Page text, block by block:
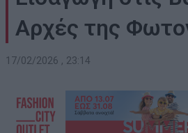
Αρχές της
17/02/2026 , 23:14